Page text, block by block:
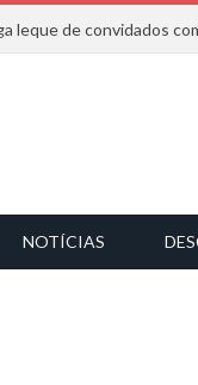
NOTÍCIAS